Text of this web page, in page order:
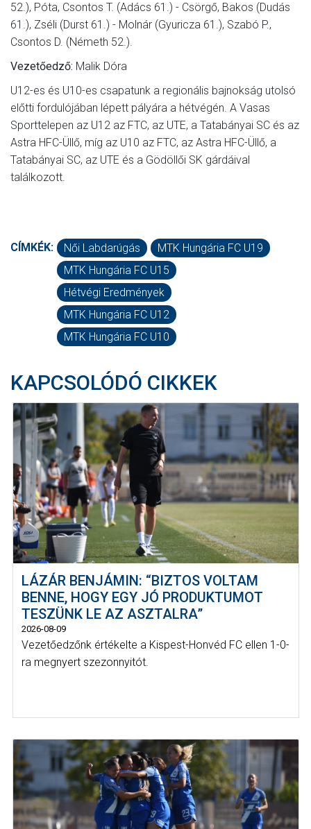
52.), Póta, Csontos T. (Adács 61.) - Csörgő, Bakos (Dudás
61.), Zséli (Durst 61.) - Molnár (Gyuricza 61.), Szabó P.,
Csontos D. (Németh 52.).
Vezetőedző: Malik Dóra
U12-es és U10-es csapatunk a regionális bajnokság utolsó
előtti fordulójában lépett pályára a hétvégén. A Vasas
Sporttelepen az U12 az FTC, az UTE, a Tatabányai SC és az
Astra HFC-Üllő, míg az U10 az FTC, az Astra HFC-Üllő, a
Tatabányai SC, az UTE és a Gödöllői SK gárdáival
találkozott.
CÍMKÉK: Női Labdarúgás
MTK Hungária FC U19
MTK Hungária FC U15
Hétvégi Eredmények
MTK Hungária FC U12
MTK Hungária FC U10
KAPCSOLÓDÓ CIKKEK
LÁZÁR BENJÁMIN: “BIZTOS VOLTAM
BENNE, HOGY EGY JÓ PRODUKTUMOT
TESZÜNK LE AZ ASZTALRA”
2026-08-09
Vezetőedzőnk értékelte a Kispest-Honvéd FC ellen 1-0-
ra megnyert szezonnyitót.